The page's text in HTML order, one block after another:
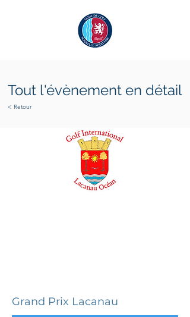
Tout l'évènement en détail
< Retour
Grand Prix Lacanau